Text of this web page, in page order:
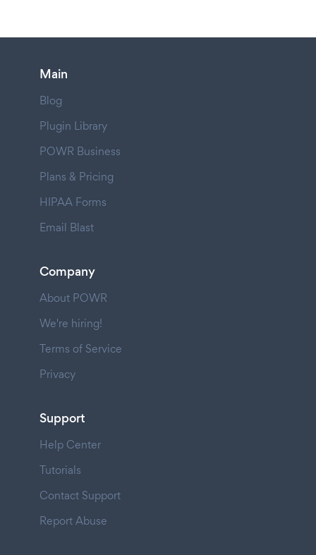
Main
Blog
Plugin Library
POWR Business
Plans & Pricing
HIPAA Forms
Email Blast
Company
About POWR
We're hiring!
Terms of Service
Privacy
Support
Help Center
Tutorials
Contact Support
Report Abuse